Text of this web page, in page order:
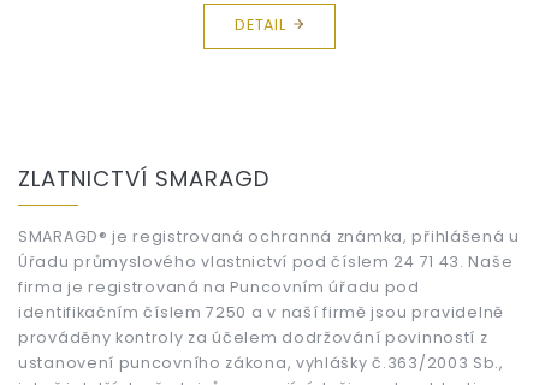
DETAIL
ZLATNICTVÍ SMARAGD
SMARAGD® je registrovaná ochranná známka, přihlášená u
Úřadu průmyslového vlastnictví pod číslem 24 71 43. Naše
firma je registrovaná na Puncovním úřadu pod
identifikačním číslem 7250 a v naší firmě jsou pravidelně
prováděny kontroly za účelem dodržování povinností z
ustanovení puncovního zákona, vyhlášky č.363/2003 Sb.,